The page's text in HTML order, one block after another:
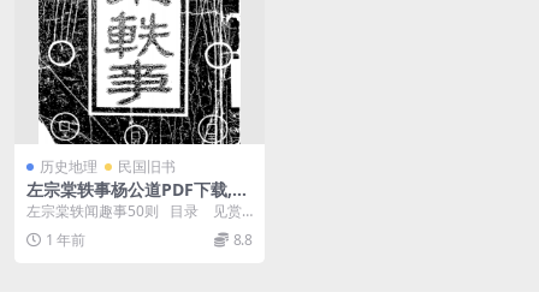
历史地理 民国旧书
左宗棠轶事杨公道PDF下载,左
宗棠史料
左宗棠轶闻趣事50则 目录 见赏
于陶文毅公 先发制人 ...
1 年前 8.8